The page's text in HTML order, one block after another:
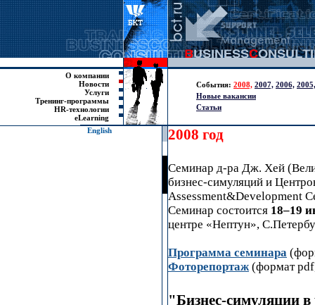
О компании
Новости
Услуги
Тренинг-программы
HR-технологии
eLearning
События: 2008, 2007, 2006, 2005,
Новые вакансии
Статьи
English